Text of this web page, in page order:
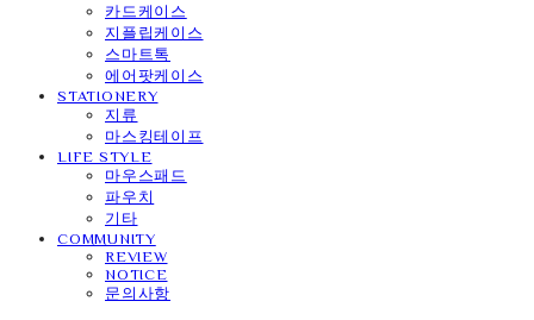
카드케이스
지플립케이스
스마트톡
에어팟케이스
STATIONERY
지류
마스킹테이프
LIFE STYLE
마우스패드
파우치
기타
COMMUNITY
REVIEW
NOTICE
문의사항